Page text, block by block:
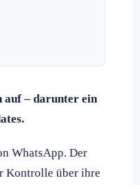
auf – darunter ein
WhatsApp. Der
Kontrolle über ihre